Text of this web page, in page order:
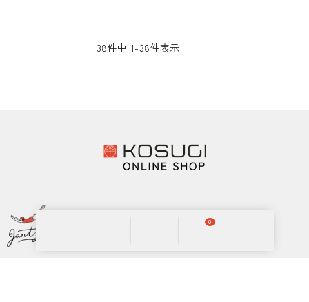
0
38件中 1-38件表示